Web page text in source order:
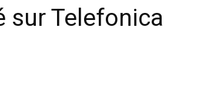
sur Telefonica